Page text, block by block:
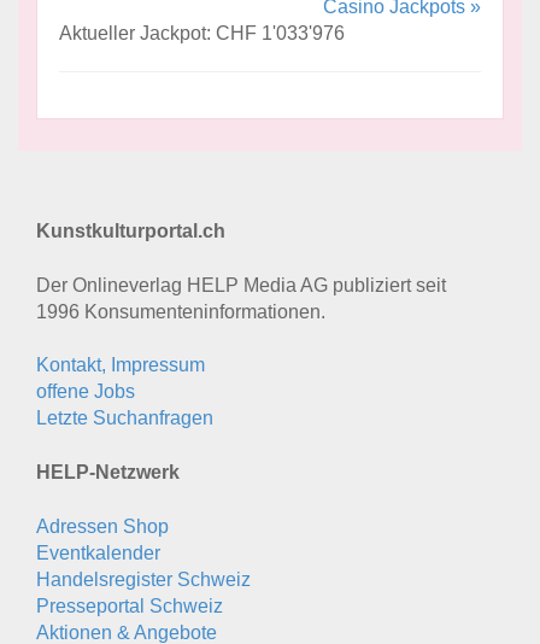
Casino Jackpots »
Aktueller Jackpot: CHF 1'033'976
Kunstkulturportal.ch
Der Onlineverlag HELP Media AG publiziert seit
1996 Konsumenten­informationen.
Kontakt, Impressum
offene Jobs
Letzte Suchanfragen
HELP-Netzwerk
Adressen Shop
Eventkalender
Handelsregister Schweiz
Presseportal Schweiz
Aktionen & Angebote